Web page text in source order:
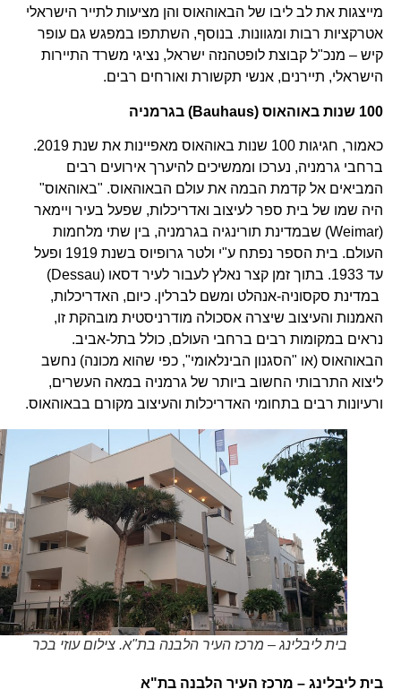
מייצגות את לב ליבו של הבאוהאוס והן מציעות לתייר הישראלי
אטרקציות רבות ומגוונות. בנוסף, השתתפו במפגש גם עופר
קיש – מנכ"ל קבוצת לופטהנזה ישראל, נציגי משרד התיירות
הישראלי, תיירנים, אנשי תקשורת ואורחים רבים.
100 שנות באוהאוס ( Bauhaus) בגרמניה
כאמור, חגיגות 100 שנות באוהאוס מאפיינות את שנת 2019.
ברחבי גרמניה, נערכו וממשיכים להיערך אירועים רבים
המביאים אל קדמת הבמה את עולם הבאוהאוס. "באוהאוס"
היה שמו של בית ספר לעיצוב ואדריכלות, שפעל בעיר ויימאר
(Weimar) שבמדינת תורינגיה בגרמניה, בין שתי מלחמות
העולם. בית הספר נפתח ע"י ולטר גרופיוס בשנת 1919 ופעל
עד 1933. בתוך זמן קצר נאלץ לעבור לעיר דסאו (Dessau)
במדינת סקסוניה-אנהלט ומשם לברלין. כיום, האדריכלות,
האמנות והעיצוב שיצרה אסכולה מודרניסטית מובהקת זו,
נראים במקומות רבים ברחבי העולם, כולל בתל-אביב.
הבאוהאוס (או "הסגנון הבינלאומי", כפי שהוא מכונה) נחשב
ליצוא התרבותי החשוב ביותר של גרמניה במאה העשרים,
ורעיונות רבים בתחומי האדריכלות והעיצוב מקורם בבאוהאוס.
בית ליבלינג – מרכז העיר הלבנה בת"א. צילום עוזי בכר
בית ליבלינג – מרכז העיר הלבנה בת"א